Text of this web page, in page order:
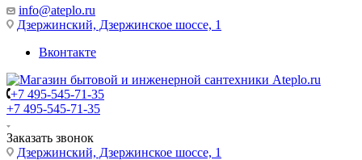
info@ateplo.ru
Дзержинский, Дзержинское шоссе, 1
Вконтакте
+7 495-545-71-35
+7 495-545-71-35
Заказать звонок
Дзержинский, Дзержинское шоссе, 1